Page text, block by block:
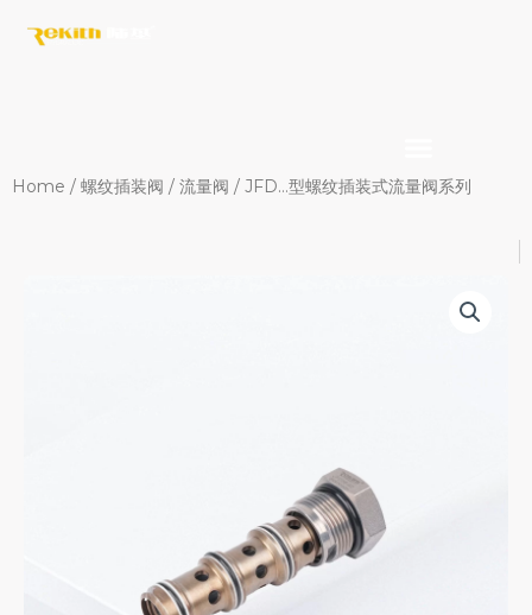
Home / 螺纹插装阀 / 流量阀 / JFD…型螺纹插装式流量阀系列